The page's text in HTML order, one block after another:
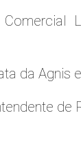
da Agnis
de